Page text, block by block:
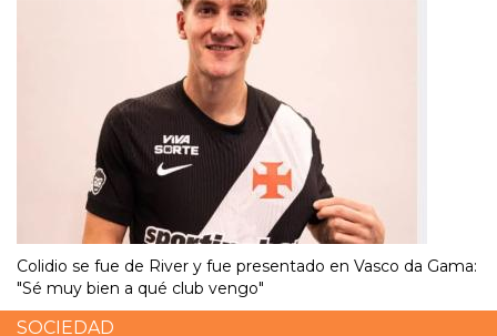
Colidio se fue de River y fue presentado en Vasco da Gama:
"Sé muy bien a qué club vengo"
SOCIEDAD